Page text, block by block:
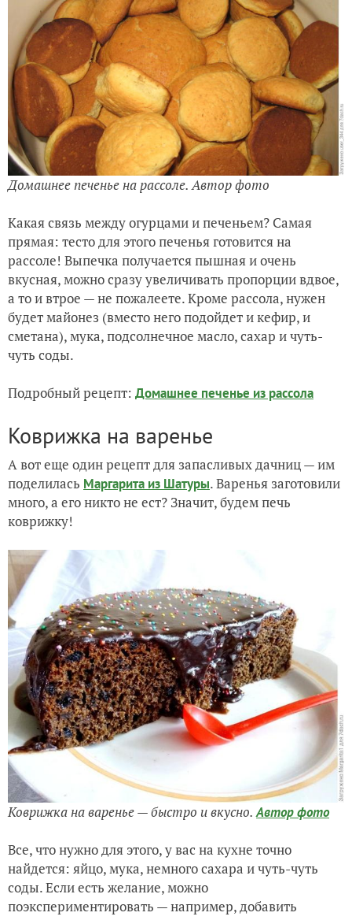
Домашнее печенье на рассоле. Автор фото
Какая связь между огурцами и печеньем? Самая
прямая: тесто для этого печенья готовится на
рассоле! Выпечка получается пышная и очень
вкусная, можно сразу увеличивать пропорции вдвое,
а то и втрое — не пожалеете. Кроме рассола, нужен
будет майонез (вместо него подойдет и кефир, и
сметана), мука, подсолнечное масло, сахар и чуть-
чуть соды.
Подробный рецепт: Домашнее печенье из рассола
Коврижка на варенье
А вот еще один рецепт для запасливых дачниц — им
поделилась Маргарита из Шатуры. Варенья заготовили
много, а его никто не ест? Значит, будем печь
коврижку!
Коврижка на варенье — быстро и вкусно.Автор фото
Все, что нужно для этого, у вас на кухне точно
найдется: яйцо, мука, немного сахара и чуть-чуть
соды. Если есть желание, можно
поэкспериментировать — например, добавить